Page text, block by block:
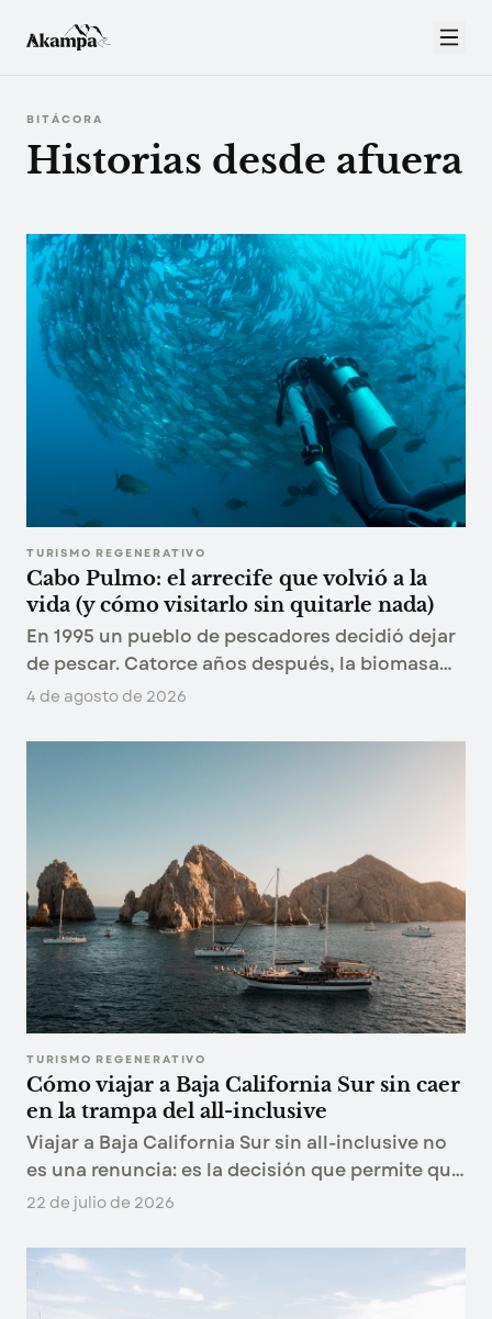
BITÁCORA
Historias desde afuera
TURISMO REGENERATIVO
Cabo Pulmo: el arrecife que volvió a la
vida (y cómo visitarlo sin quitarle nada)
En 1995 un pueblo de pescadores decidió dejar
de pescar. Catorce años después, la biomasa
de peces del arrecife había subido 463%. Qué
restarle nada.
4 de agosto de 2026
TURISMO REGENERATIVO
Cómo viajar a Baja California Sur sin caer
en la trampa del all-inclusive
Viajar a Baja California Sur sin all-inclusive no
es una renuncia: es la decisión que permite que
el viaje ocurra de verdad. Cinco principios y tres
alberca.
22 de julio de 2026